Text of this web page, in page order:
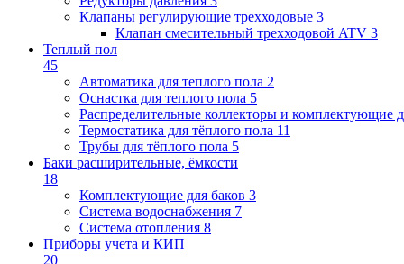
Клапаны регулирующие трехходовые 3
Клапан смесительный трехходовой ATV 3
Теплый пол
45
Автоматика для теплого пола 2
Оснастка для теплого пола 5
Распределительные коллекторы и комплектующие
Термостатика для тёплого пола 11
Трубы для тёплого пола 5
Баки расширительные, ёмкости
18
Комплектующие для баков 3
Система водоснабжения 7
Система отопления 8
Приборы учета и КИП
20